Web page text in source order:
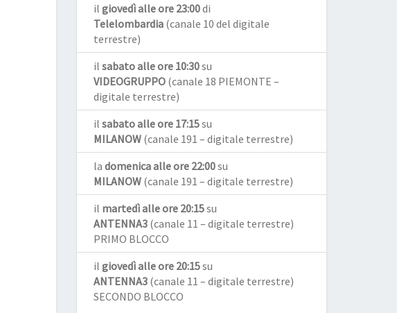
il giovedì alle ore 23:00di
Telelombardia (canale 10 del digitale
terrestre)
il sabato alle ore 10:30su
VIDEOGRUPPO (canale 18 PIEMONTE –
digitale terrestre)
il sabato alle ore 17:15su
MILANOW (canale 191 – digitale terrestre)
la domenica alle ore 22:00su
MILANOW (canale 191 – digitale terrestre)
il martedì alle ore 20:15su
ANTENNA3 (canale 11 – digitale terrestre)
PRIMO BLOCCO
il giovedì alle ore 20:15su
ANTENNA3 (canale 11 – digitale terrestre)
SECONDO BLOCCO